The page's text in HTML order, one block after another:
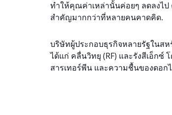
ทำให้คุณค่าเหล่านั้นค่อยๆ ลดลงไป
สำคัญมากกว่าที่หลายคนคาดคิด.
บริษัทผู้ประกอบธุรกิจหลายรัฐในสห
ได้แก่ คลื่นวิทยุ (RF) และรังสีเอ็ก
สารเทอร์พีน และความชื้นของดอก